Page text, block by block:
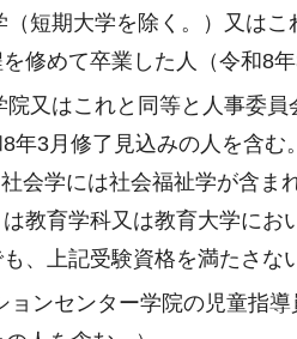
短期大学を除く。）又は
修めて卒業した人（令和8
又はこれと同等と人事委
年3月修了見込みの人を含む
会学には社会福祉学が含まれ
教育学科又は教育大学にお
、上記受験資格を満たさな
ョンセンター学院の児童指